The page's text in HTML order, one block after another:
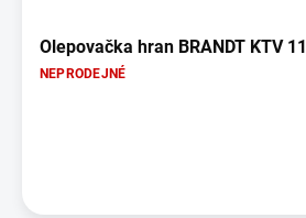
Olepovačka hran BRANDT KTV 11
NEPRODEJNÉ